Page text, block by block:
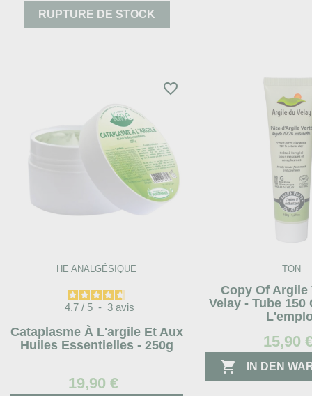
RUPTURE DE STOCK
HE ANALGÉSIQUE
4.7 / 5 - 3 avis
Cataplasme À L'argile Et Aux
Huiles Essentielles - 250g
19,90 €
favorite_border
TON
Copy Of Argile
Velay - Tube 150
15,90
 IN DEN